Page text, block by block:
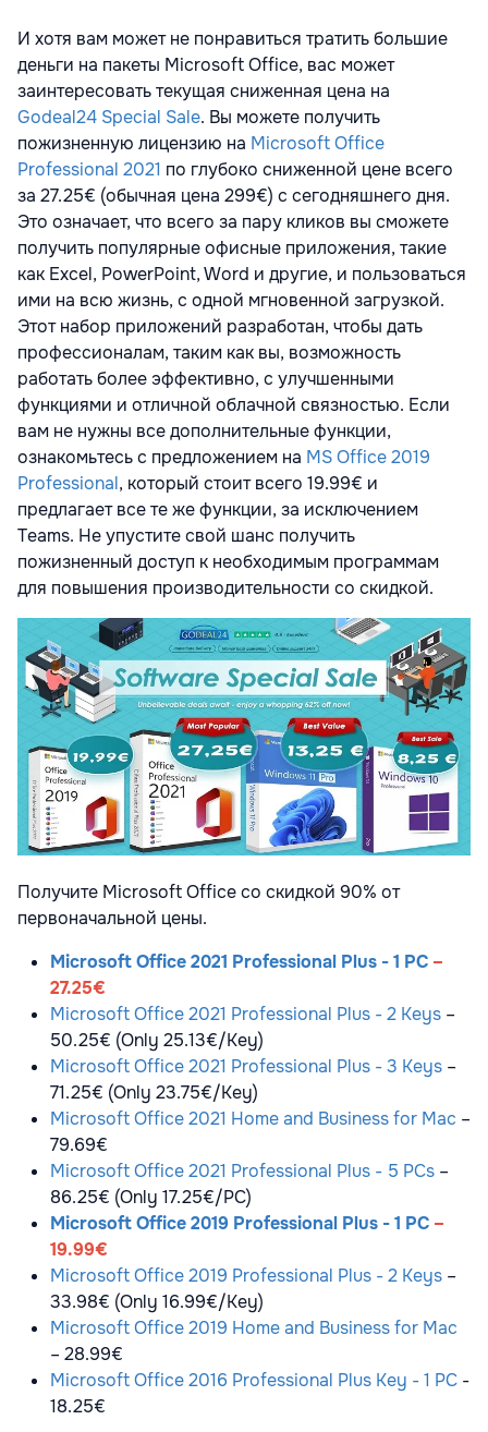
И хотя вам может не понравиться тратить большие
деньги на пакеты Microsoft Office, вас может
заинтересовать текущая сниженная цена на
Godeal24 Special Sale. Вы можете получить
пожизненную лицензию на Microsoft Office
Professional 2021 по глубоко сниженной цене всего
за 27.25€ (обычная цена 299€) с сегодняшнего дня.
Это означает, что всего за пару кликов вы сможете
получить популярные офисные приложения, такие
как Excel, PowerPoint, Word и другие, и пользоваться
ими на всю жизнь, с одной мгновенной загрузкой.
Этот набор приложений разработан, чтобы дать
профессионалам, таким как вы, возможность
работать более эффективно, с улучшенными
функциями и отличной облачной связностью. Если
вам не нужны все дополнительные функции,
ознакомьтесь с предложением на MS Office 2019
Professional, который стоит всего 19.99€ и
предлагает все те же функции, за исключением
Teams. Не упустите свой шанс получить
пожизненный доступ к необходимым программам
для повышения производительности со скидкой.
Получите Microsoft Office со скидкой 90% от
первоначальной цены.
Microsoft Office 2021 Professional Plus - 1 PC –
27.25€
Microsoft Office 2021 Professional Plus - 2 Keys –
50.25€ (Only 25.13€/Key)
Microsoft Office 2021 Professional Plus - 3 Keys –
71.25€ (Only 23.75€/Key)
Microsoft Office 2021 Home and Business for Mac –
79.69€
Microsoft Office 2021 Professional Plus - 5 PCs –
86.25€ (Only 17.25€/PC)
Microsoft Office 2019 Professional Plus - 1 PC –
19.99€
Microsoft Office 2019 Professional Plus - 2 Keys –
33.98€ (Only 16.99€/Key)
Microsoft Office 2019 Home and Business for Mac
– 28.99€
Microsoft Office 2016 Professional Plus Key - 1 PC -
18.25€